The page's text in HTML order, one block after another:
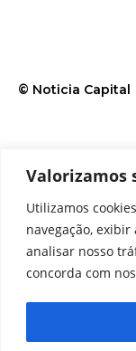
Valorizamos
Utilizamos
navegação,
analisar nosso
concorda com
© Noticia Capital
Contato Home
Equipe Perfil